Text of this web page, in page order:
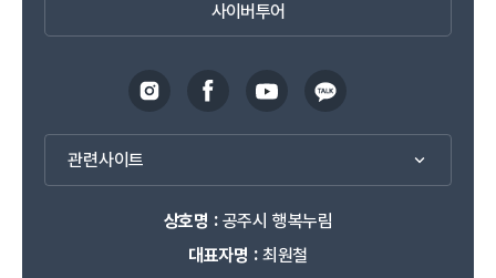
사이버투어
관련사이트
상호명 :공주시 행복누림
대표자명 :최원철